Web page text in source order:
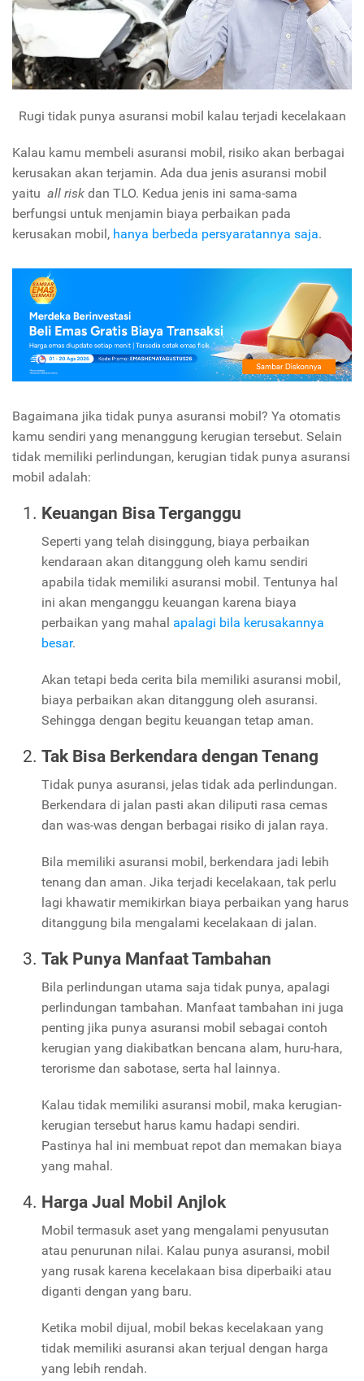
Rugi tidak punya asuransi mobil kalau terjadi kecelakaan
Kalau kamu membeli asuransi mobil, risiko akan berbagai
kerusakan akan terjamin. Ada dua jenis asuransi mobil
yaitu all risk dan TLO. Kedua jenis ini sama-sama
berfungsi untuk menjamin biaya perbaikan pada
kerusakan mobil, hanya berbeda persyaratannya saja.
Bagaimana jika tidak punya asuransi mobil? Ya otomatis
kamu sendiri yang menanggung kerugian tersebut. Selain
tidak memiliki perlindungan, kerugian tidak punya asuransi
mobil adalah:
Keuangan Bisa Terganggu
Seperti yang telah disinggung, biaya perbaikan
kendaraan akan ditanggung oleh kamu sendiri
apabila tidak memiliki asuransi mobil. Tentunya hal
ini akan menganggu keuangan karena biaya
perbaikan yang mahal apalagi bila kerusakannya
besar.
Akan tetapi beda cerita bila memiliki asuransi mobil,
biaya perbaikan akan ditanggung oleh asuransi.
Sehingga dengan begitu keuangan tetap aman.
Tak Bisa Berkendara dengan Tenang
Tidak punya asuransi, jelas tidak ada perlindungan.
Berkendara di jalan pasti akan diliputi rasa cemas
dan was-was dengan berbagai risiko di jalan raya.
Bila memiliki asuransi mobil, berkendara jadi lebih
tenang dan aman. Jika terjadi kecelakaan, tak perlu
lagi khawatir memikirkan biaya perbaikan yang harus
ditanggung bila mengalami kecelakaan di jalan.
Tak Punya Manfaat Tambahan
Bila perlindungan utama saja tidak punya, apalagi
perlindungan tambahan. Manfaat tambahan ini juga
penting jika punya asuransi mobil sebagai contoh
kerugian yang diakibatkan bencana alam, huru-hara,
terorisme dan sabotase, serta hal lainnya.
Kalau tidak memiliki asuransi mobil, maka kerugian-
kerugian tersebut harus kamu hadapi sendiri.
Pastinya hal ini membuat repot dan memakan biaya
yang mahal.
Harga Jual Mobil Anjlok
Mobil termasuk aset yang mengalami penyusutan
atau penurunan nilai. Kalau punya asuransi, mobil
yang rusak karena kecelakaan bisa diperbaiki atau
diganti dengan yang baru.
Ketika mobil dijual, mobil bekas kecelakaan yang
tidak memiliki asuransi akan terjual dengan harga
yang lebih rendah.